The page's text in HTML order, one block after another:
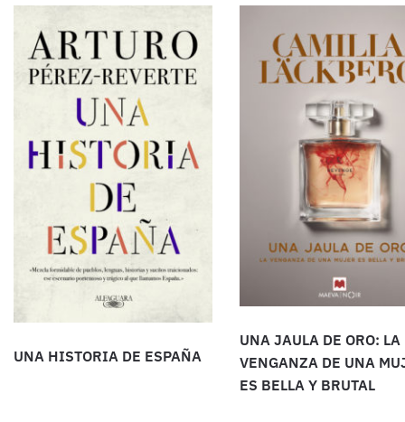
UNA HISTORIA DE ESPAÑA
UNA JAULA DE ORO: LA
VENGANZA DE UNA
ES BELLA Y BRUTAL